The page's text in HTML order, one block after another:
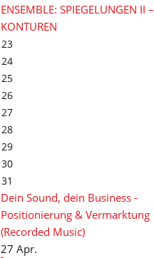
ENSEMBLE: SPIEGELUNGEN II –
KONTUREN
23
24
25
26
27
28
29
30
31
Dein Sound, dein Business -
Positionierung & Vermarktung
(Recorded Music)
27 Apr.